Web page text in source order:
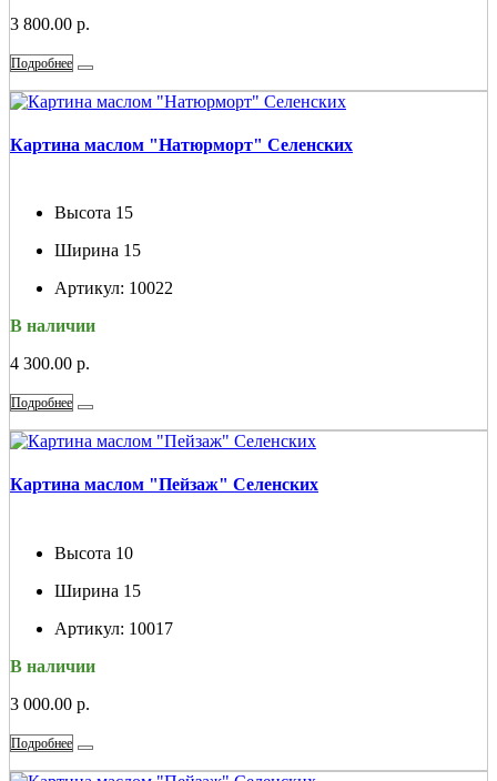
3 800.00 р.
Подробнее
Картина маслом "Натюрморт" Селенских
Высота 15
Ширина 15
Артикул: 10022
В наличии
4 300.00 р.
Подробнее
Картина маслом "Пейзаж" Селенских
Высота 10
Ширина 15
Артикул: 10017
В наличии
3 000.00 р.
Подробнее